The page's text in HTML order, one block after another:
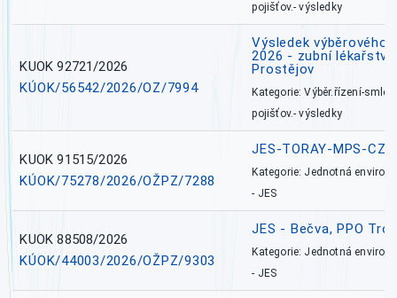
pojišťov.- výsledky
KUOK 92721/2026
KÚOK/56542/2026/OZ/7994
Výsledek výběrového
2026 - zubní
Prostějov
Kategorie: Výběr.řízení-
pojišťov.- výsledky
KUOK 91515/2026
KÚOK/75278/2026/OŽPZ/7288
JES-TORAY-MPS-CZ
Kategorie: Jednotná
- JES
KUOK 88508/2026
KÚOK/44003/2026/OŽPZ/9303
JES - Bečva, PPO
Kategorie: Jednotná
- JES